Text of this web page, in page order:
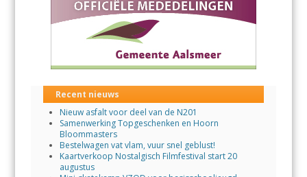
Recent nieuws
Nieuw asfalt voor deel van de N201
Samenwerking Topgeschenken en Hoorn
Bloommasters
Bestelwagen vat vlam, vuur snel geblust!
Kaartverkoop Nostalgisch Filmfestival start 20
augustus